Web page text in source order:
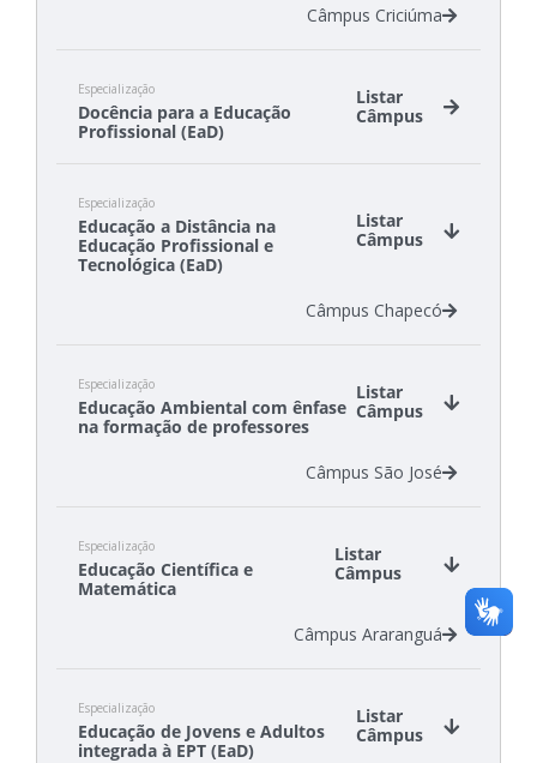
Câmpus Criciúma
Especialização
Docência para a Educação
Profissional (EaD)
Listar
Câmpus
Câmpus Criciúma
Câmpus São Lourenço do Oeste
Câmpus Tubarão
Especialização
Educação a Distância na
Educação Profissional e
Tecnológica (EaD)
Listar
Câmpus
Câmpus Chapecó
Especialização
Educação Ambiental com ênfase
na formação de professores
Listar
Câmpus
Câmpus São José
Especialização
Educação Científica e
Matemática
Listar
Câmpus
Câmpus Araranguá
Especialização
Educação de Jovens e Adultos
integrada à EPT (EaD)
Listar
Câmpus